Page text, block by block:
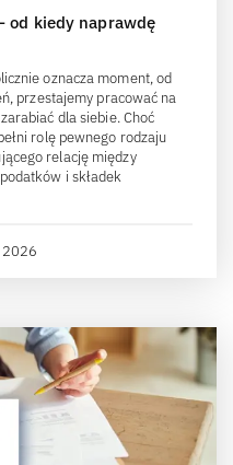
od kiedy naprawdę
oznacza moment, od
przestajemy pracować na
dla siebie. Choć
rolę pewnego rodzaju
relację między
i składek
2026